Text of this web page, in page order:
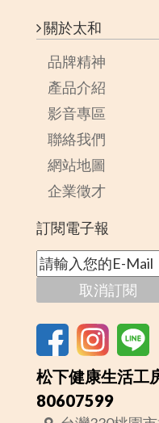
關於太和
品牌精神
產品介紹
影音專區
聯絡我們
網站地圖
企業徵才
訂閱電子報
松下健康生活工
80607599